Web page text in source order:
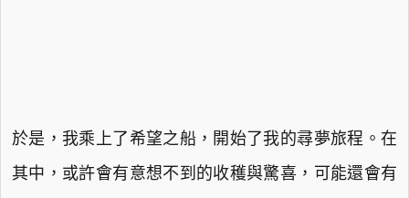
於是，我乘上了希望之船，開始了我的尋夢旅程。在
其中，或許會有意想不到的收穫與驚喜，可能還會有